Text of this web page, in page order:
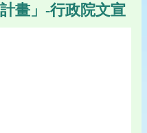
畫」-行政院文宣